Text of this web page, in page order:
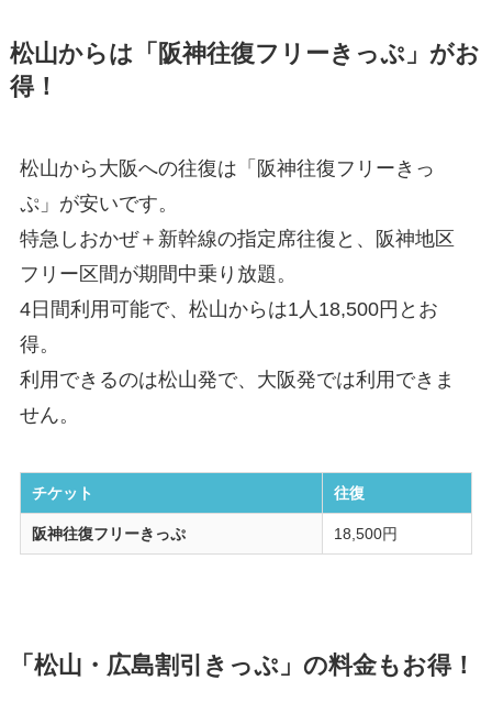
松山からは「阪神往復フリーきっぷ」がお
得！
松山から大阪への往復は「阪神往復フリーきっ
ぷ」が安いです。
特急しおかぜ＋新幹線の指定席往復と、阪神地区
フリー区間が期間中乗り放題。
4日間利用可能で、松山からは1人18,500円とお
得。
利用できるのは松山発で、大阪発では利用できま
せん。
チケット 往復
阪神往復フリーきっぷ 18,500円
「松山・広島割引きっぷ」の料金もお得！